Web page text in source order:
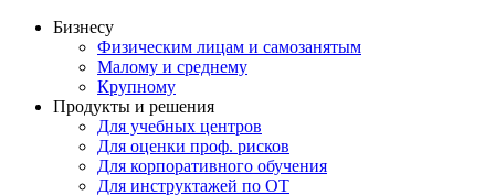
Бизнесу
Физическим лицам и самозанятым
Малому и среднему
Крупному
Продукты и решения
Для учебных центров
Для оценки проф. рисков
Для корпоративного обучения
Для инструктажей по ОТ